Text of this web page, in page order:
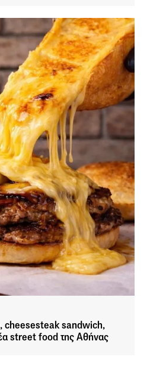
cheesesteak sandwich,
street food της Αθήνας